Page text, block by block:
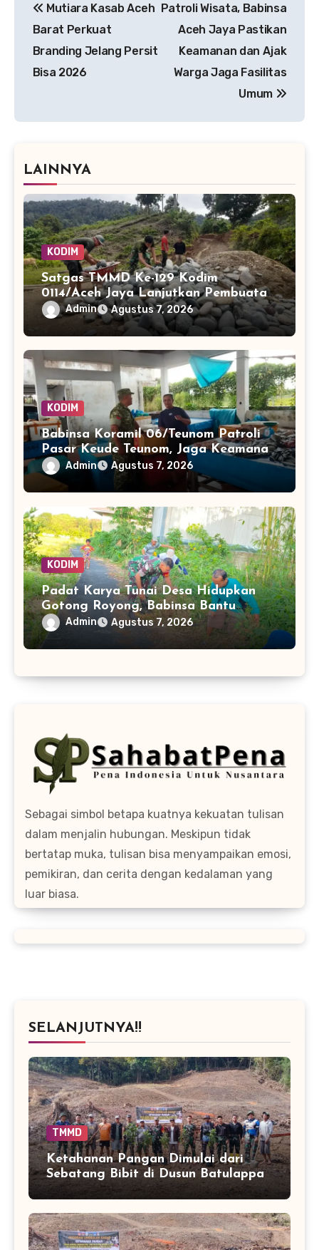
pos
Mutiara Kasab Aceh
Barat Perkuat
Branding Jelang Persit
Bisa 2026
Patroli Wisata, Babinsa
Aceh Jaya Pastikan
Keamanan dan Ajak
Warga Jaga Fasilitas
Umum
LAINNYA
KODIM
Satgas TMMD Ke-129 Kodim
0114/Aceh Jaya Lanjutkan Pembuatan
Jembatan Kayu 4×6
Admin Agustus 7, 2026
KODIM
Babinsa Koramil 06/Teunom Patroli
Pasar Keude Teunom, Jaga Keamanan
dan Kenyamanan Aktivitas Warga
Admin Agustus 7, 2026
KODIM
Padat Karya Tunai Desa Hidupkan
Gotong Royong, Babinsa Bantu
Bersihkan Akses Warga
Admin Agustus 7, 2026
Sebagai simbol betapa kuatnya kekuatan tulisan
dalam menjalin hubungan. Meskipun tidak
bertatap muka, tulisan bisa menyampaikan emosi,
pemikiran, dan cerita dengan kedalaman yang
luar biasa.
SELANJUTNYA!!
TMMD
Ketahanan Pangan Dimulai dari
Sebatang Bibit di Dusun Batulappa